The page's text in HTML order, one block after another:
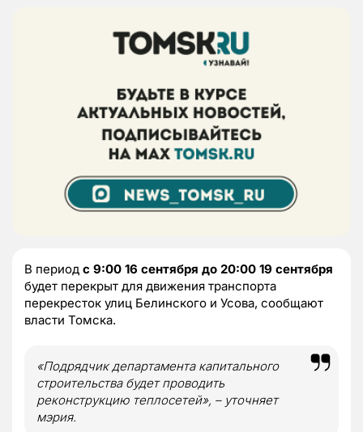
В период с 9:00 16 сентября до 20:00 19 сентября
будет перекрыт для движения транспорта
перекресток улиц Белинского и Усова, сообщают
власти Томска.
«Подрядчик департамента капитального
строительства будет проводить
реконструкцию теплосетей», – уточняет
мэрия.